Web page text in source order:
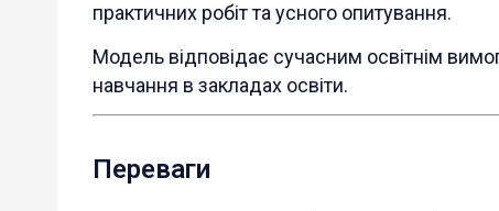
практичних робіт та усного опитування.
Модель відповідає сучасним освітнім
навчання в закладах освіти.
Переваги